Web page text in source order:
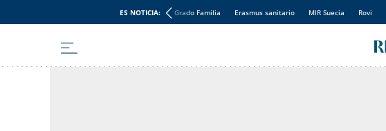
ES NOTICIA: Grado Familia Erasmus sanitario MIR Suecia Rovi